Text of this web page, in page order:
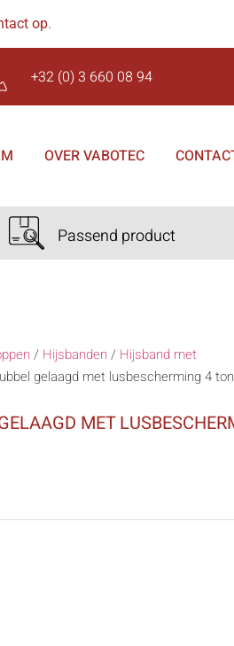
op.
+32 (0) 3 660 08 94
OVER VABOTEC
Passend product
/ Hijsbanden / Hijsband met
gelaagd met lusbescherming 4
MET